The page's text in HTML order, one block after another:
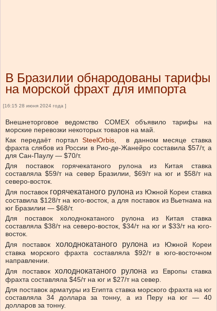
В Бразилии обнародованы тарифы
на морской фрахт для импорта
[16:15 28 июня 2024 года ]
Внешнеторговое ведомство COMEX объявило тарифы на
морские перевозки некоторых товаров на май.
Как передаёт порталSteelOrbis, в данном месяце ставка
фрахта слябов из России в Рио-де-Жанейро составила $57/т, а
для Сан-Паулу — $70/т.
Для поставок горячекатаного рулона из Китая ставка
составляла $59/т на север Бразилии, $69/т на юг и $58/т на
северо-восток.
Для поставок горячекатаного рулонаиз Южной Кореи ставка
составила $128/т на юго-восток, а для поставок из Вьетнама на
юг Бразилии — $68/т.
Для поставок холоднокатаного рулона из Китая ставка
составляла $38/т на северо-восток, $34/т на юг и $33/т на юго-
восток.
Для поставок холоднокатаного рулона из Южной Кореи
ставка морского фрахта составляла $92/т в юго-восточном
направлении.
Для поставок холоднокатаного рулона из Европы ставка
фрахта составляла $45/т на юг и $27/т на север.
Для поставок арматуры из Египта ставка морского фрахта на юг
составляла 34 доллара за тонну, а из Перу на юг — 40
долларов за тонну.